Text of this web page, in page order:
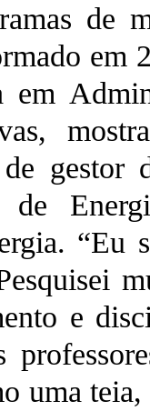
de
em
em
gestor
de
“Eu
e
uma